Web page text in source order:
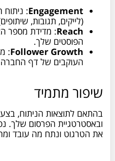
Engagement
:
(לייקים, תגובות,
Reach: מדידת מספר
הפוסטים שלך.
Follower Growth
:
העוקבים של דף
שיפור מתמיד
בהתאם לתוצאות הניתוח, בצע
ובאסטרטגיית הפרסום שלך.
את הטרגוט ונתח מה עובד